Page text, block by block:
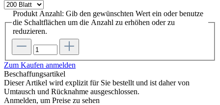
Produkt Anzahl: Gib den gewünschten Wert ein oder benutze
die Schaltflächen um die Anzahl zu erhöhen oder zu
reduzieren.
Zum Kaufen anmelden
Beschaffungsartikel
Dieser Artikel wird explizit für Sie bestellt und ist daher von
Umtausch und Rücknahme ausgeschlossen.
Anmelden, um Preise zu sehen